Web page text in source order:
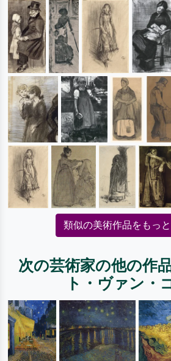
類似の美術作品をもっ
次の芸術家の他の作
ト・ヴァン・